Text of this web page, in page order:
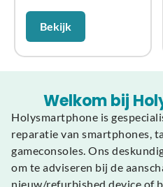
Bekijk
Welkom bij
Holysmartphone is
reparatie van smartphones,
gameconsoles. Ons
om te adviseren bij de
nieuw/refurbished device of